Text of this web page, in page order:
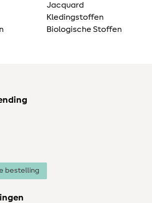
Jacquard
Kledingstoffen
Biologische Stoffen
bestelling